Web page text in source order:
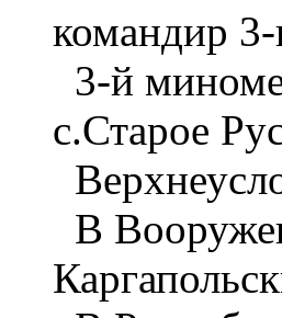
командир 3-
3-й
с.Старое
В